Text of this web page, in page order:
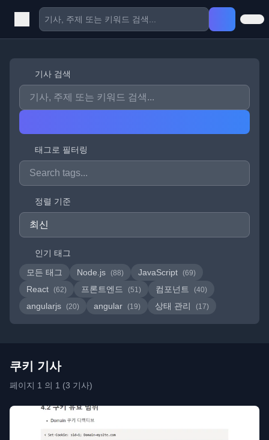
기사 검색
태그로 필터링
정렬 기준
인기 태그
모든 태그
Node.js (88) JavaScript (69)
React (62) 프론트엔드 (51) 컴포넌트 (40)
angularjs (20) angular (19) 상태 관리 (17)
쿠키 기사
페이지 1 의 1 (3 기사)